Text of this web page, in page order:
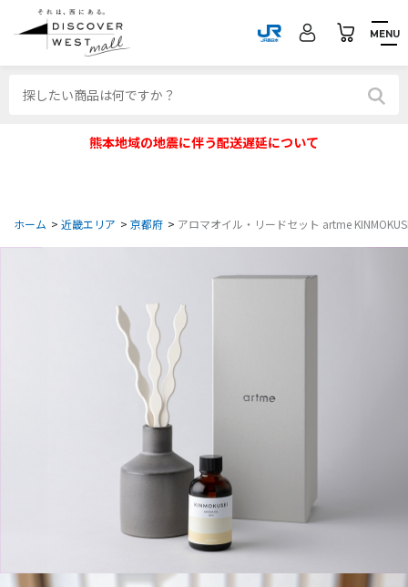
MENU
熊本地域の地震に伴う配送遅延について
ホーム > 近畿エリア > 京都府 > アロマオイル・リードセット artme